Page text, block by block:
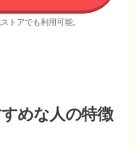
トアでも利用可能。
めな人の特徴